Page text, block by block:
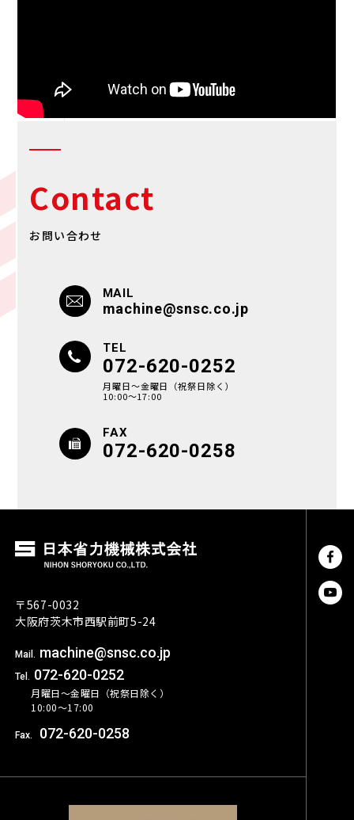
Contact
お問い合わせ
MAIL
machine@snsc.co.jp
TEL
072-620-0252
月曜日〜金曜日（祝祭日除く）
10:00〜17:00
FAX
072-620-0258
〒567-0032
大阪府茨木市西駅前町5-24
Mail. machine@snsc.co.jp
Tel. 072-620-0252
月曜日〜金曜日（祝祭日除く）
10:00〜17:00
Fax. 072-620-0258